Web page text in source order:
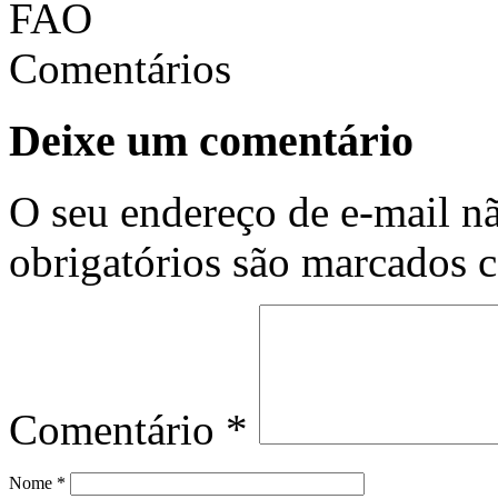
Comentários
Deixe um comentário
O seu endereço de e-mail
obrigatórios são marcados
Comentário *
Nome *